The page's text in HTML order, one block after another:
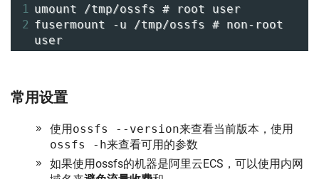
1 umount /tmp/ossfs # root user
2 fusermount -u /tmp/ossfs # non-root
user
常用设置
使用ossfs --version来查看当前版本，使用
ossfs -h来查看可用的参数
如果使用ossfs的机器是阿里云ECS，可以使用内网